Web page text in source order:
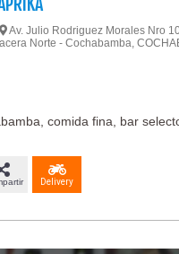
Av. Julio Rodriguez Morales Nro
acera Norte - Cochabamba,
comida fina, bar
Delivery